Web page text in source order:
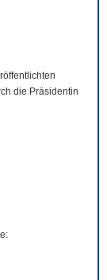
die Präsidentin